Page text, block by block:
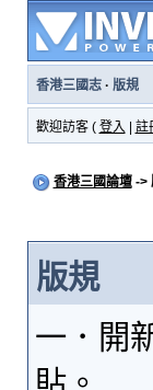
香港三國志· 版規
歡迎訪客 ( 登入 註
香港三國論壇->
版規
一．開